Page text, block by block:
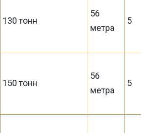
130 тонн
56
метра
5
150 тонн
56
метра
5